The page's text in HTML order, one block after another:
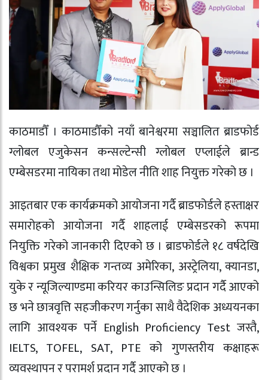
काठमाडौँ । काठमाडौँको नयाँ बानेश्वरमा सञ्चालित ब्राडफोर्ड
ग्लोबल एजुकेसन कन्सल्टेन्सी ग्लोबल एप्लाईले ब्रान्ड
एम्बेसडरमा नायिका तथा मोडेल नीति शाह नियुक्त गरेको छ ।
आइतबार एक कार्यक्रमको आयोजना गर्दै ब्राडफोर्डले हस्ताक्षर
समारोहको आयोजना गर्दै शाहलाई एम्बेसडरको रूपमा
नियुक्ति गरेको जानकारी दिएको छ । ब्राडफोर्डले १८ वर्षदेखि
विश्वका प्रमुख शैक्षिक गन्तव्य अमेरिका, अस्ट्रेलिया, क्यानडा,
युके र न्यूजिल्याण्डमा करियर काउन्सिलिङ प्रदान गर्दै आएको
छ भने छात्रवृत्ति सहजीकरण गर्नुका साथै वैदेशिक अध्ययनका
लागि आवश्यक पर्ने English Proficiency Test जस्तै,
IELTS, TOFEL, SAT, PTE को गुणस्तरीय कक्षाहरू
व्यवस्थापन र परामर्श प्रदान गर्दै आएको छ ।